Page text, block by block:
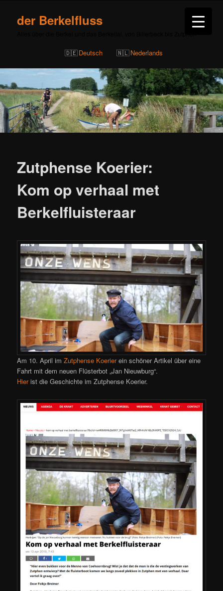
der Berkelfluss
Deutsch Nederlands
Zutphense Koerier:
Kom op verhaal met
Berkelfluisteraar
Am 10. April imZutphense Koerierein schöner Artikel über eine
Fahrt mit dem neuen Flüsterbot „Jan Nieuwburg“.
Hierist die Geschichte im Zutphense Koerier.